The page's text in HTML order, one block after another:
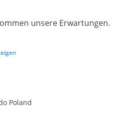
unsere Erwartungen.
Poland